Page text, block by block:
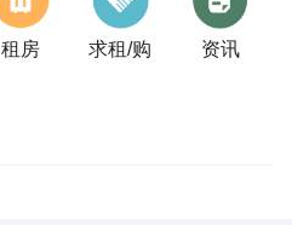
租房 求租/购 资讯